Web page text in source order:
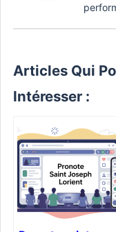
Articles Qui
Intéresser :